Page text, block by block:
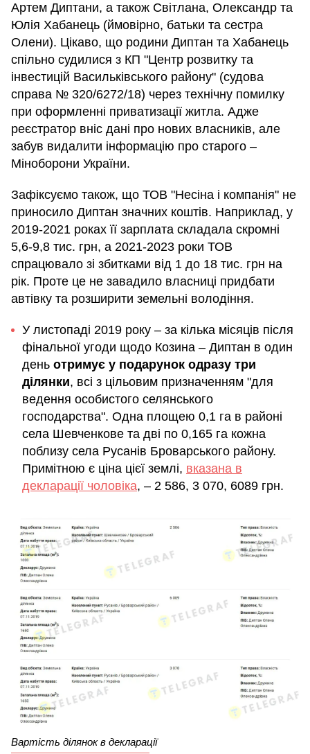
Артем Диптани, а також Світлана, Олександр та
Юлія Хабанець (ймовірно, батьки та сестра
Олени). Цікаво, що родини Диптан та Хабанець
спільно судилися з КП "Центр розвитку та
інвестицій Васильківського району" (судова
справа № 320/6272/18) через технічну помилку
при оформленні приватизації житла. Адже
реєстратор вніс дані про нових власників, але
забув видалити інформацію про старого –
Міноборони України.
Зафіксуємо також, що ТОВ "Несіна і компанія" не
приносило Диптан значних коштів. Наприклад, у
2019-2021 роках її зарплата складала скромні
5,6-9,8 тис. грн, а 2021-2023 роки ТОВ
спрацювало зі збитками від 1 до 18 тис. грн на
рік. Проте це не завадило власниці придбати
автівку та розширити земельні володіння.
У листопаді 2019 року – за кілька місяців після
фінальної угоди щодо Козина – Диптан в один
день отримує у подарунок одразу три
ділянки, всі з цільовим призначенням "для
ведення особистого селянського
господарства". Одна площею 0,1 га в районі
села Шевченкове та дві по 0,165 га кожна
поблизу села Русанів Броварського району.
Примітною є ціна цієї землі, вказана в
декларації чоловіка, – 2 586, 3 070, 6089 грн.
Вартість ділянок в декларації